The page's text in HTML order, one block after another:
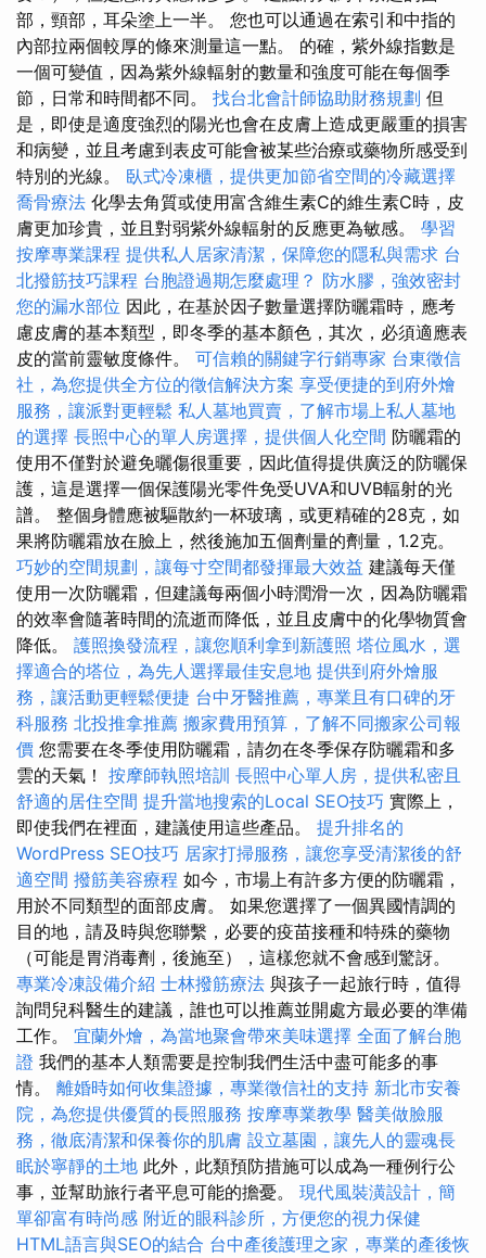
部，頸部，耳朵塗上一半。 您也可以通過在索引和中指的
內部拉兩個較厚的條來測量這一點。 的確，紫外線指數是
一個可變值，因為紫外線輻射的數量和強度可能在每個季
節，日常和時間都不同。 找台北會計師協助財務規劃 但
是，即使是適度強烈的陽光也會在皮膚上造成更嚴重的損害
和病變，並且考慮到表皮可能會被某些治療或藥物所感受到
特別的光線。 臥式冷凍櫃，提供更加節省空間的冷藏選擇
喬骨療法 化學去角質或使用富含維生素C的維生素C時，皮
膚更加珍貴，並且對弱紫外線輻射的反應更為敏感。 學習
按摩專業課程 提供私人居家清潔，保障您的隱私與需求 台
北撥筋技巧課程 台胞證過期怎麼處理？ 防水膠，強效密封
您的漏水部位 因此，在基於因子數量選擇防曬霜時，應考
慮皮膚的基本類型，即冬季的基本顏色，其次，必須適應表
皮的當前靈敏度條件。 可信賴的關鍵字行銷專家 台東徵信
社，為您提供全方位的徵信解決方案 享受便捷的到府外燴
服務，讓派對更輕鬆 私人墓地買賣，了解市場上私人墓地
的選擇 長照中心的單人房選擇，提供個人化空間 防曬霜的
使用不僅對於避免曬傷很重要，因此值得提供廣泛的防曬保
護，這是選擇一個保護陽光零件免受UVA和UVB輻射的光
譜。 整個身體應被驅散約一杯玻璃，或更精確的28克，如
果將防曬霜放在臉上，然後施加五個劑量的劑量，1.2克。
巧妙的空間規劃，讓每寸空間都發揮最大效益 建議每天僅
使用一次防曬霜，但建議每兩個小時潤滑一次，因為防曬霜
的效率會隨著時間的流逝而降低，並且皮膚中的化學物質會
降低。 護照換發流程，讓您順利拿到新護照 塔位風水，選
擇適合的塔位，為先人選擇最佳安息地 提供到府外燴服
務，讓活動更輕鬆便捷 台中牙醫推薦，專業且有口碑的牙
科服務 北投推拿推薦 搬家費用預算，了解不同搬家公司報
價 您需要在冬季使用防曬霜，請勿在冬季保存防曬霜和多
雲的天氣！ 按摩師執照培訓 長照中心單人房，提供私密且
舒適的居住空間 提升當地搜索的Local SEO技巧 實際上，
即使我們在裡面，建議使用這些產品。 提升排名的
WordPress SEO技巧 居家打掃服務，讓您享受清潔後的舒
適空間 撥筋美容療程 如今，市場上有許多方便的防曬霜，
用於不同類型的面部皮膚。 如果您選擇了一個異國情調的
目的地，請及時與您聯繫，必要的疫苗接種和特殊的藥物
（可能是胃消毒劑，後施至），這樣您就不會感到驚訝。
專業冷凍設備介紹 士林撥筋療法 與孩子一起旅行時，值得
詢問兒科醫生的建議，誰也可以推薦並開處方最必要的準備
工作。 宜蘭外燴，為當地聚會帶來美味選擇 全面了解台胞
證 我們的基本人類需要是控制我們生活中盡可能多的事
情。 離婚時如何收集證據，專業徵信社的支持 新北市安養
院，為您提供優質的長照服務 按摩專業教學 醫美做臉服
務，徹底清潔和保養你的肌膚 設立墓園，讓先人的靈魂長
眠於寧靜的土地 此外，此類預防措施可以成為一種例行公
事，並幫助旅行者平息可能的擔憂。 現代風裝潢設計，簡
單卻富有時尚感 附近的眼科診所，方便您的視力保健
HTML語言與SEO的結合 台中產後護理之家，專業的產後恢